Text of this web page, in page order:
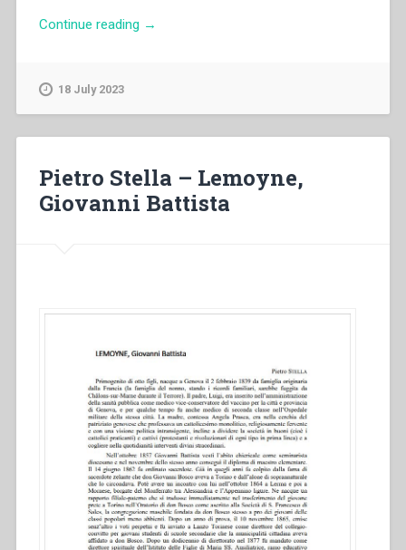
Continue reading “Pietro
Don
Bosco””
→
18 July 2023
Pietro Stella – Lemoyne,
Giovanni Battista